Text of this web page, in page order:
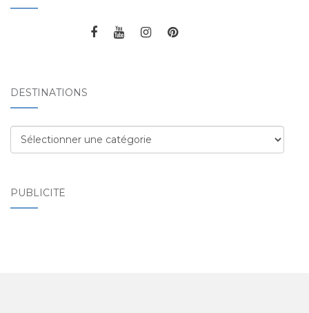
DESTINATIONS
Destinations
PUBLICITÉ